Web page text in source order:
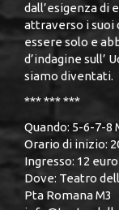
dall’esigenza di
attraverso i suoi
essere solo e
d’indagine sull’
siamo diventati.
*** *** ***
Quando: 5-6-7-8
Orario di inizio:
Ingresso: 12
Dove: Teatro
Pta Romana M3